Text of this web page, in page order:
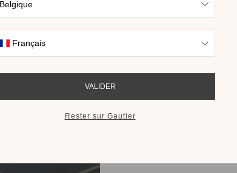
nos collections
RECEVOIR LE